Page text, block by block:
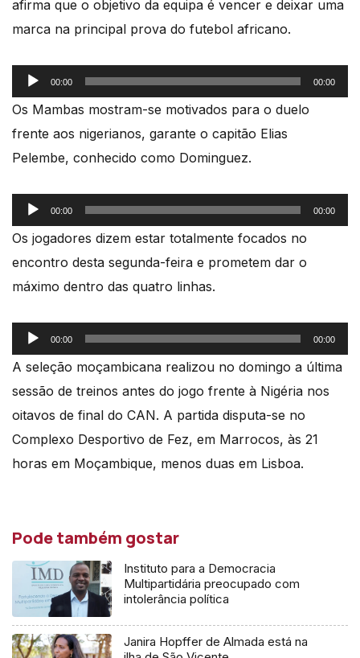
afirma que o objetivo da equipa é vencer e deixar uma
marca na principal prova do futebol africano.
Reprodutor
de
00:00 00:00
Os Mambas mostram-se motivados para o duelo
frente aos nigerianos, garante o capitão Elias
Pelembe, conhecido como Dominguez.
Reprodutor
de
00:00 00:00
Os jogadores dizem estar totalmente focados no
encontro desta segunda-feira e prometem dar o
máximo dentro das quatro linhas.
Reprodutor
de
00:00 00:00
A seleção moçambicana realizou no domingo a última
sessão de treinos antes do jogo frente à Nigéria nos
oitavos de final do CAN. A partida disputa-se no
Complexo Desportivo de Fez, em Marrocos, às 21
horas em Moçambique, menos duas em Lisboa.
Pode também gostar
Instituto para a Democracia
Multipartidária preocupado com
intolerância política
Janira Hopffer de Almada está na